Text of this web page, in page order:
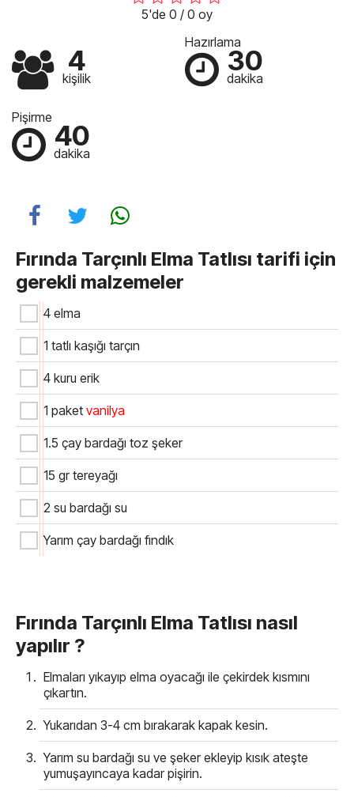
5'de 0 / 0 oy
4
kişilik
Hazırlama
30
dakika
Pişirme
40
dakika
Fırında Tarçınlı Elma Tatlısı tarifi için
gerekli malzemeler
4 elma
1 tatlı kaşığı tarçın
4 kuru erik
1 paket vanilya
1.5 çay bardağı toz şeker
15 gr tereyağı
2 su bardağı su
Yarım çay bardağı fındık
Fırında Tarçınlı Elma Tatlısı nasıl
yapılır ?
Elmaları yıkayıp elma oyacağı ile çekirdek kısmını
çıkartın.
Yukarıdan 3-4 cm bırakarak kapak kesin.
Yarım su bardağı su ve şeker ekleyip kısık ateşte
yumuşayıncaya kadar pişirin.